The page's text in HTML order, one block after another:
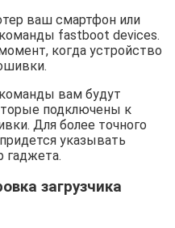
ваш смартфон или
fastboot devices.
когда устройство
вам будут
подключены к
Для более точного
указывать
гаджета.
загрузчика